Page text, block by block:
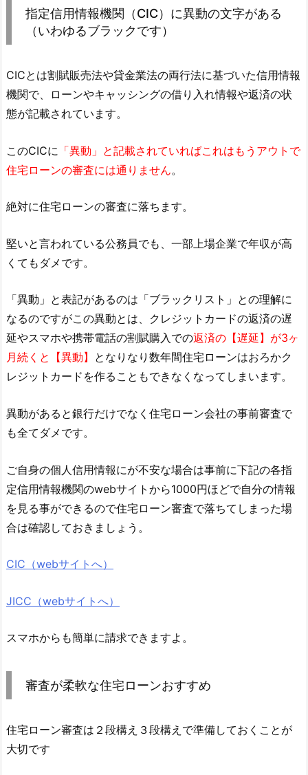
指定信用情報機関（CIC）に異動の文字がある
（いわゆるブラックです）
CICとは割賦販売法や貸金業法の両行法に基づいた信用情報
機関で、ローンやキャッシングの借り入れ情報や返済の状
態が記載されています。
このCICに 「異動」と記載されていればこれはもうアウトで
住宅ローンの審査には通りません。
絶対に住宅ローンの審査に落ちます。
堅いと言われている公務員でも、一部上場企業で年収が高
くてもダメです。
「異動」と表記があるのは「ブラックリスト」との理解に
なるのですがこの異動とは、クレジットカードの返済の遅
延やスマホや携帯電話の割賦購入での返済の【遅延】が3ヶ
月続くと【異動】 となりなり数年間住宅ローンはおろかク
レジットカードを作ることもできなくなってしまいます。
異動があると銀行だけでなく住宅ローン会社の事前審査で
も全てダメです。
ご自身の個人信用情報にが不安な場合は事前に下記の各指
定信用情報機関のwebサイトから1000円ほどで自分の情報
を見る事ができるので住宅ローン審査で落ちてしまった場
合は確認しておきましょう。
CIC（webサイトへ）
JICC（webサイトへ）
スマホからも簡単に請求できますよ。
審査が柔軟な住宅ローンおすすめ
住宅ローン審査は２段構え３段構えで準備しておくことが
大切です